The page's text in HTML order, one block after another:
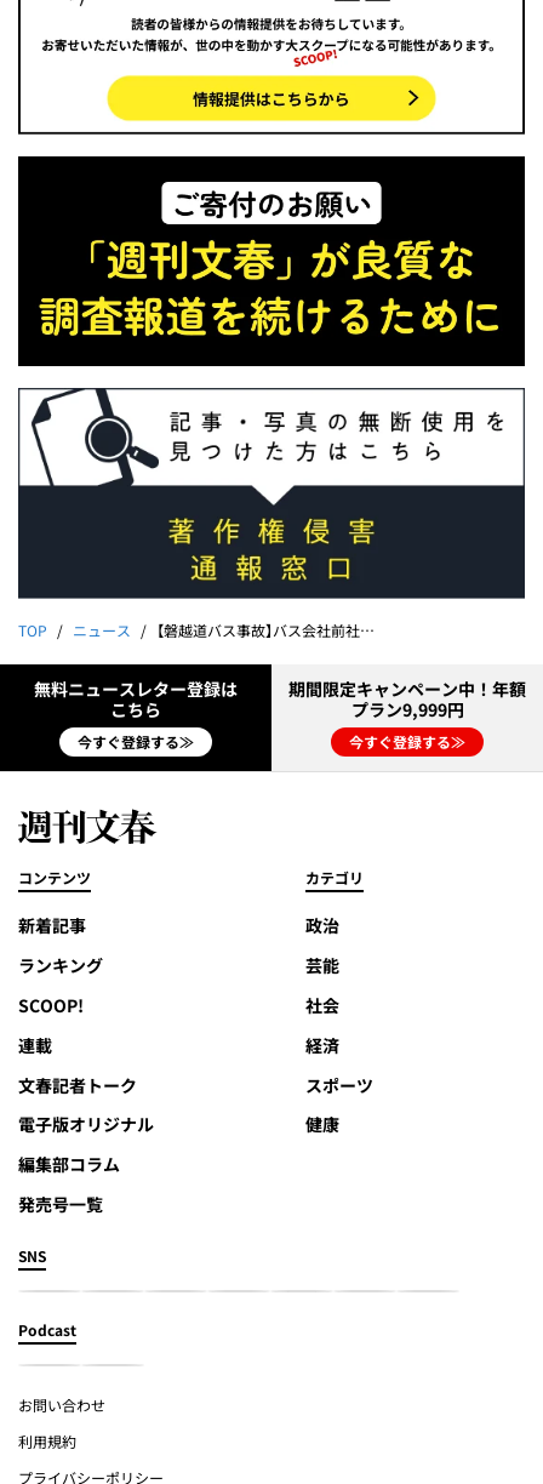
TOP ニュース 【磐越道バス事故】バス会社前社長激白60分「運転手紹介はダメと指導していた」「北越高とはもう取引できない」
無料ニュースレター登録は
こちら
今すぐ登録する≫
期間限定キャンペーン中！年額
プラン9,999円
今すぐ登録する≫
コンテンツ
新着記事
ランキング
SCOOP!
連載
文春記者トーク
電子版オリジナル
編集部コラム
発売号一覧
カテゴリ
政治
芸能
社会
経済
スポーツ
健康
SNS
Podcast
お問い合わせ
利用規約
プライバシーポリシー